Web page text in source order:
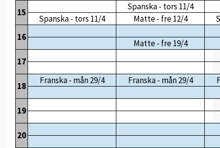
15
Spanska - tors 11/4
Spanska - tors 11/4
Matte - fre 12/4
16
Matte - fre 19/4
17
18
Franska - mån 29/4 Franska - mån 29/4
19
20